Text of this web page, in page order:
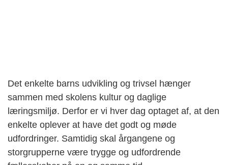
Det enkelte barns udvikling og trivsel hænger
sammen med skolens kultur og daglige
læringsmiljø. Derfor er vi hver dag optaget af, at den
enkelte oplever at have det godt og møde
udfordringer. Samtidig skal årgangene og
storgrupperne være trygge og udfordrende